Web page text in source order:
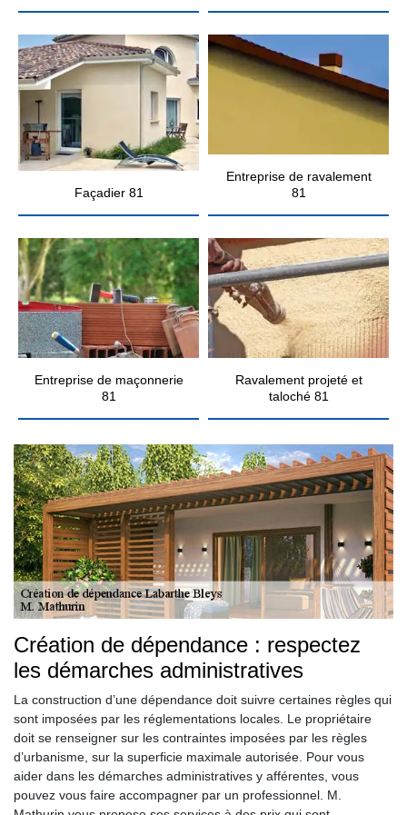
Façadier 81
Entreprise de ravalement
81
Entreprise de maçonnerie
81
Ravalement projeté et
taloché 81
Création de dépendance : respectez
les démarches administratives
La construction d’une dépendance doit suivre certaines règles qui
sont imposées par les réglementations locales. Le propriétaire
doit se renseigner sur les contraintes imposées par les règles
d’urbanisme, sur la superficie maximale autorisée. Pour vous
aider dans les démarches administratives y afférentes, vous
pouvez vous faire accompagner par un professionnel. M.